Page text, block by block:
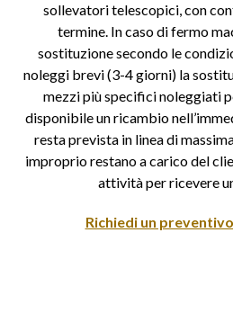
sollevatori telescopici, con
termine. In caso di fermo
sostituzione secondo le
noleggi brevi (3-4 giorni) la
mezzi più specifici noleggiati
disponibile un ricambio
resta prevista in linea di
improprio restano a carico del
attività per ricevere
Richiedi un